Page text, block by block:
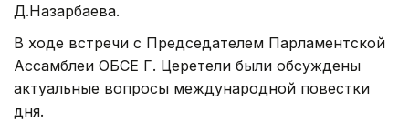
Д.Назарбаева.
В ходе встречи с Председателем Парламентской
Ассамблеи ОБСЕ Г. Церетели были обсуждены
актуальные вопросы международной повестки
дня.